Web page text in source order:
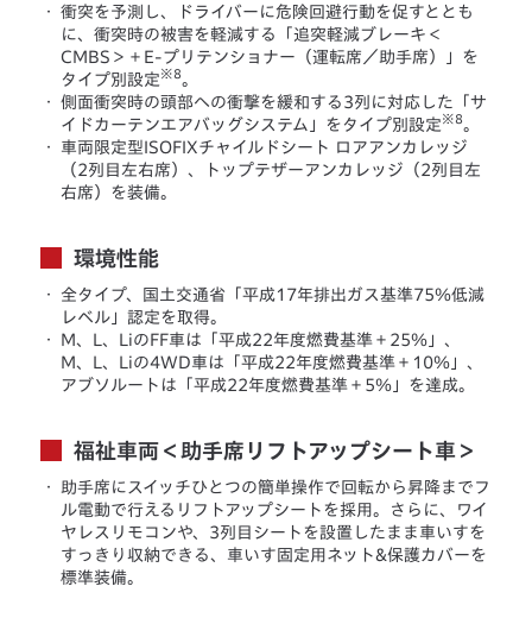
・
衝突を予測し、ドライバーに危険回避行動を促すととも
に、衝突時の被害を軽減する「追突軽減ブレーキ＜
CMBS＞＋E-プリテンショナー（運転席／助手席）」を
タイプ別設定 ※8 。
・
側面衝突時の頭部への衝撃を緩和する3列に対応した「サ
イドカーテンエアバッグシステム」をタイプ別設定 ※8 。
・
車両限定型ISOFIXチャイルドシート ロアアンカレッジ
（2列目左右席）、トップテザーアンカレッジ（2列目左
右席）を装備。
環境性能
・
全タイプ、国土交通省「平成17年排出ガス基準75％低減
レベル」認定を取得。
・
M、L、LiのFF車は「平成22年度燃費基準＋25％」、
M、L、Liの4WD車は「平成22年度燃費基準＋10％」、
アブソルートは「平成22年度燃費基準＋5％」を達成。
福祉車両＜助手席リフトアップシート車＞
・
助手席にスイッチひとつの簡単操作で回転から昇降までフ
ル電動で行えるリフトアップシートを採用。さらに、ワイ
ヤレスリモコンや、3列目シートを設置したまま車いすを
すっきり収納できる、車いす固定用ネット&保護カバーを
標準装備。